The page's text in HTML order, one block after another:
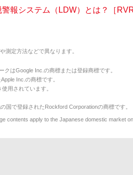
報システム（LDW）とは？［
測定方法などで異なります。
クはGoogle Inc.の商標または登録商標です。
Inc.の商標です。
用されています。
で登録されたRockford Corporationの商標です。
contents apply to the Japanese domestic market